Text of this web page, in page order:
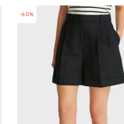
-60%